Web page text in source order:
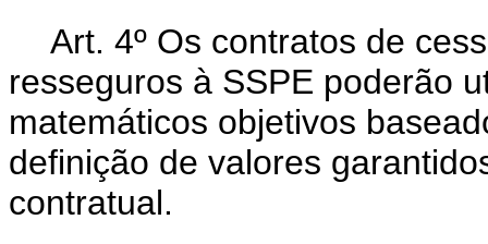
Art. 4º Os contratos de
resseguros à SSPE poderão
matemáticos objetivos
definição de valores
contratual.